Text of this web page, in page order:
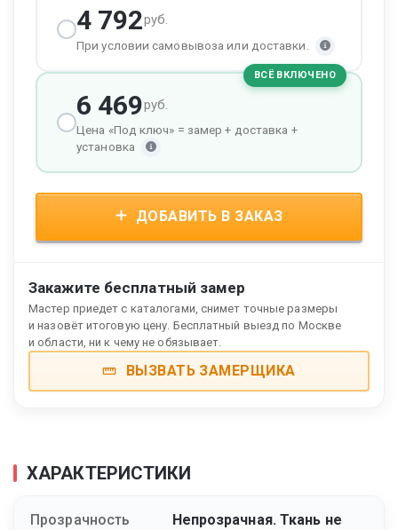
4 792руб.
При условии самовывоза или доставки.
ВСЁ ВКЛЮЧЕНО
6 469руб.
Цена «Под ключ» = замер + доставка +
установка
ДОБАВИТЬ В ЗАКАЗ
Закажите бесплатный замер
Мастер приедет с каталогами, снимет точные размеры
и назовёт итоговую цену. Бесплатный выезд по Москве
и области, ни к чему не обязывает.
ВЫЗВАТЬ ЗАМЕРЩИКА
ХАРАКТЕРИСТИКИ
Прозрачность
Непрозрачная. Ткань не